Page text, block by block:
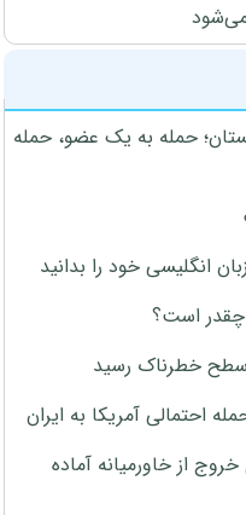
می‌شود
حمله به یک عضو، حمله
انگلیسی خود را بدانید
سطح خطرناک رسید
احتمالی آمریکا به ایران
از خاورمیانه آماده